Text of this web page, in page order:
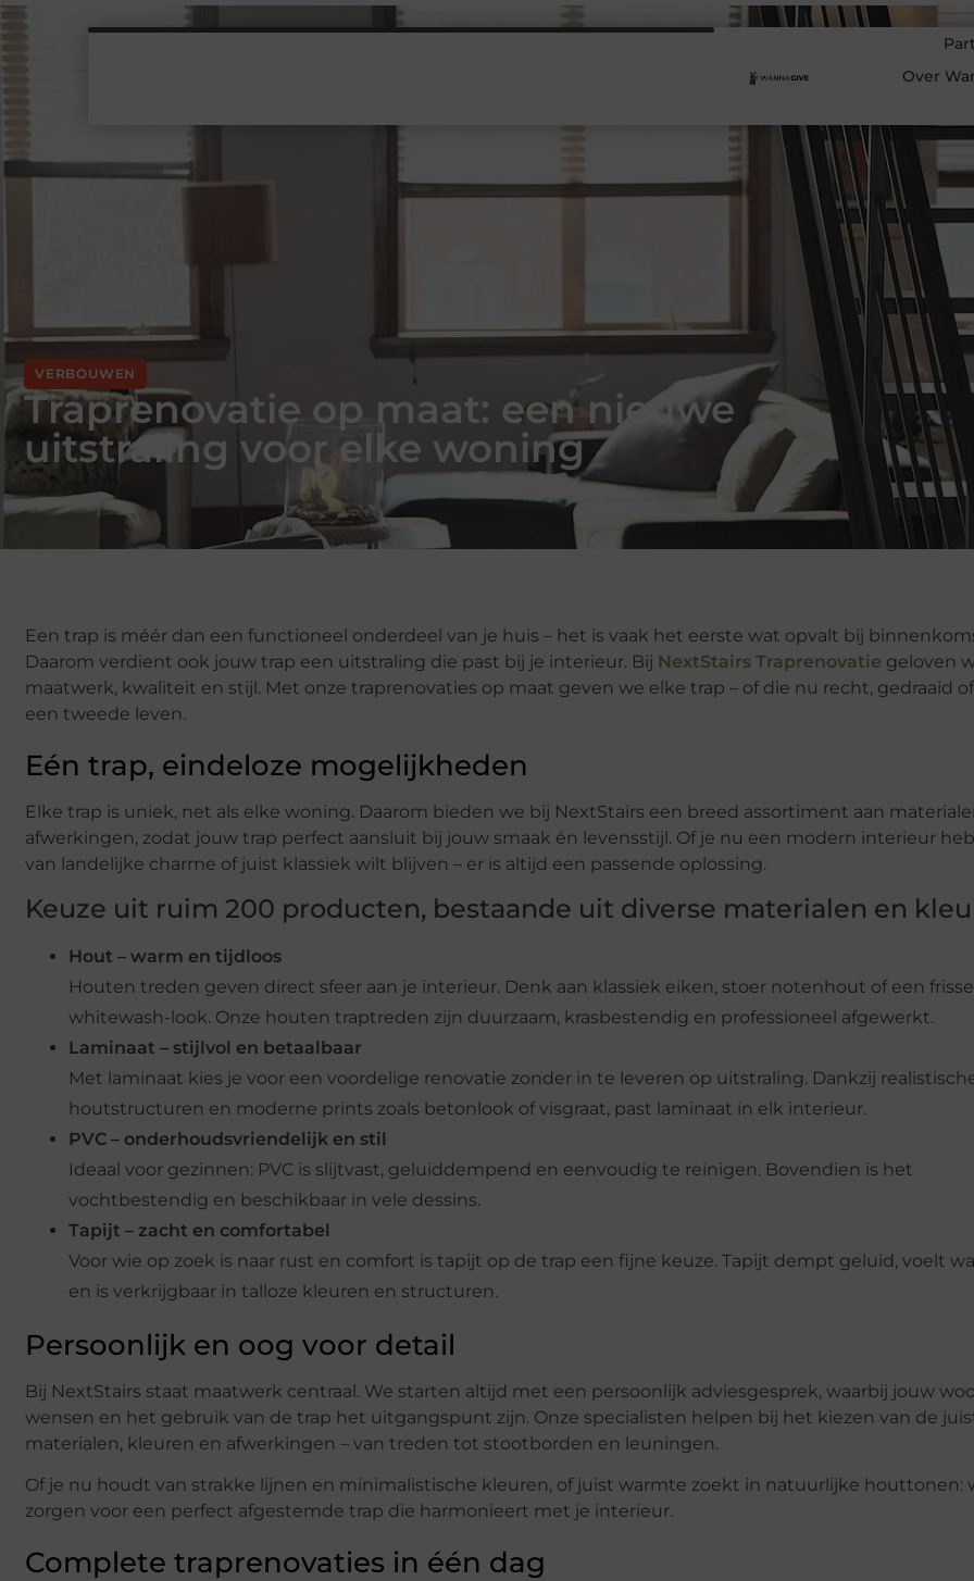
Over
VERBOUWEN
Traprenovatie op maat: een nieuwe
uitstraling voor elke woning
Een trap is méér dan een functioneel onderdeel van je huis – het is vaak het eerste wat opvalt bij
Daarom verdient ook jouw trap een uitstraling die past bij je interieur. Bij NextStairs Traprenovatie geloven
maatwerk, kwaliteit en stijl. Met onze traprenovaties op maat geven we elke trap – of die nu recht, gedraaid
een tweede leven.
Eén trap, eindeloze mogelijkheden
Elke trap is uniek, net als elke woning. Daarom bieden we bij NextStairs een breed assortiment aan
afwerkingen, zodat jouw trap perfect aansluit bij jouw smaak én levensstijl. Of je nu een modern interieur
van landelijke charme of juist klassiek wilt blijven – er is altijd een passende oplossing.
Keuze uit ruim 200 producten, bestaande uit diverse materialen en
Hout – warm en tijdloos
Houten treden geven direct sfeer aan je interieur. Denk aan klassiek eiken, stoer notenhout of een frisse
whitewash-look. Onze houten traptreden zijn duurzaam, krasbestendig en professioneel afgewerkt.
Laminaat – stijlvol en betaalbaar
Met laminaat kies je voor een voordelige renovatie zonder in te leveren op uitstraling. Dankzij
houtstructuren en moderne prints zoals betonlook of visgraat, past laminaat in elk interieur.
PVC – onderhoudsvriendelijk en stil
Ideaal voor gezinnen: PVC is slijtvast, geluiddempend en eenvoudig te reinigen. Bovendien is het
vochtbestendig en beschikbaar in vele dessins.
Tapijt – zacht en comfortabel
Voor wie op zoek is naar rust en comfort is tapijt op de trap een fijne keuze. Tapijt dempt geluid, voelt
en is verkrijgbaar in talloze kleuren en structuren.
Persoonlijk en oog voor detail
Bij NextStairs staat maatwerk centraal. We starten altijd met een persoonlijk adviesgesprek, waarbij jouw
wensen en het gebruik van de trap het uitgangspunt zijn. Onze specialisten helpen bij het kiezen van de
materialen, kleuren en afwerkingen – van treden tot stootborden en leuningen.
Of je nu houdt van strakke lijnen en minimalistische kleuren, of juist warmte zoekt in natuurlijke houttonen:
zorgen voor een perfect afgestemde trap die harmonieert met je interieur.
Complete traprenovaties in één dag